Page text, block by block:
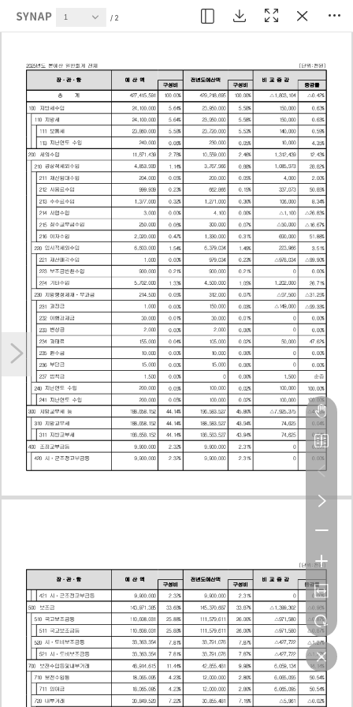
현재 페이지 2